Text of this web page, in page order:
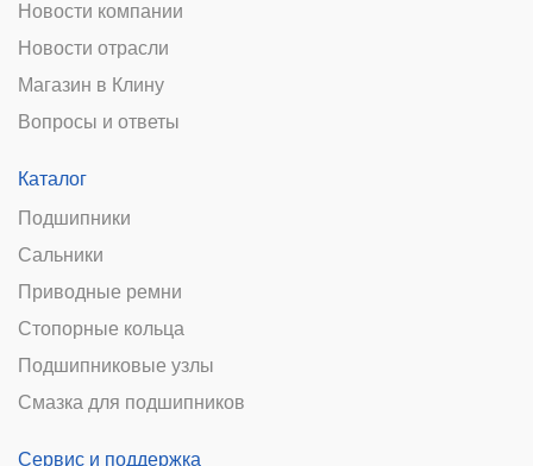
Новости компании
Новости отрасли
Магазин в Клину
Вопросы и ответы
Каталог
Подшипники
Сальники
Приводные ремни
Стопорные кольца
Подшипниковые узлы
Смазка для подшипников
Сервис и поддержка